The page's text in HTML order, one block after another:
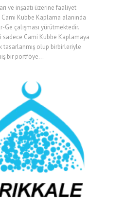
ve inşaatı üzerine faaliyet
Kubbe Kaplama alanında
Ge çalışması yürütmektedir.
sadece Cami Kubbe Kaplamaya
olup birbirleriyle
bir portföye...